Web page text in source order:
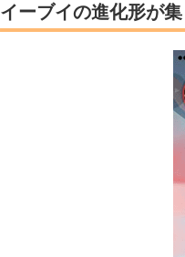
イーブイの進化形が